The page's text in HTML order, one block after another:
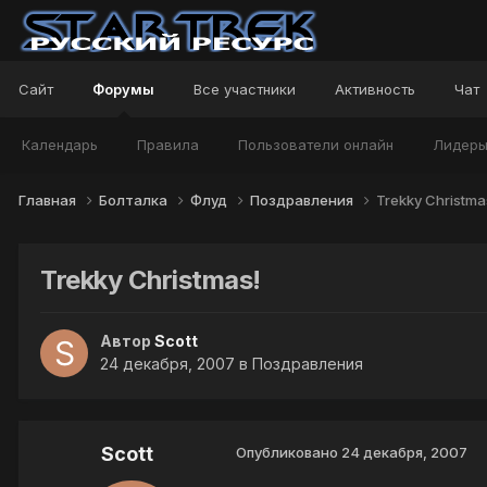
Сайт Форумы
Календарь Правила Пользователи онлайн Лидеры
Все участники Активность Чат
Главная Болталка Флуд Поздравления Trekky
Trekky Christmas!
Автор Scott
24 декабря, 2007 в Поздравления
Scott Опубликовано 24 декабря, 2007